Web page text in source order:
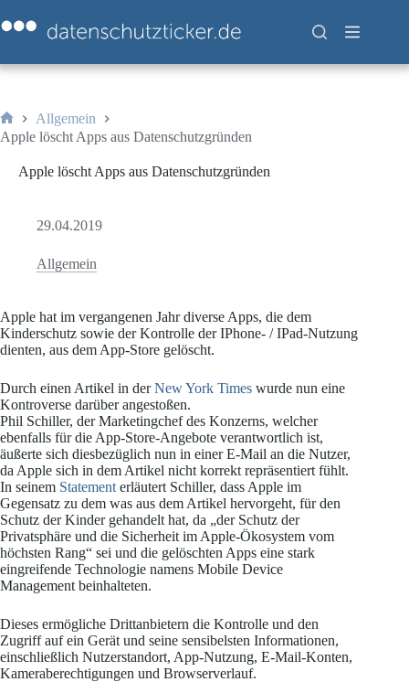
Inhalt
springen
Start
Allgemein
Apple löscht Apps aus Datenschutzgründen
Apple löscht Apps aus Datenschutzgründen
29.04.2019
Allgemein
Apple hat im vergangenen Jahr diverse Apps, die dem
Kinderschutz sowie der Kontrolle der IPhone- / IPad-Nutzung
dienten, aus dem App-Store gelöscht.
Durch einen Artikel in derNew York Times wurde nun eine
Kontroverse darüber angestoßen.
Phil Schiller, der Marketingchef des Konzerns, welcher
ebenfalls für die App-Store-Angebote verantwortlich ist,
äußerte sich diesbezüglich nun in einer E-Mail an die Nutzer,
da Apple sich in dem Artikel nicht korrekt repräsentiert fühlt.
In seinem Statement erläutert Schiller, dass Apple im
Gegensatz zu dem was aus dem Artikel hervorgeht, für den
Schutz der Kinder gehandelt hat, da „der Schutz der
Privatsphäre und die Sicherheit im Apple-Ökosystem vom
höchsten Rang“ sei und die gelöschten Apps eine stark
eingreifende Technologie namens Mobile Device
Management beinhalteten.
Dieses ermögliche Drittanbietern die Kontrolle und den
Zugriff auf ein Gerät und seine sensibelsten Informationen,
einschließlich Nutzerstandort, App-Nutzung, E-Mail-Konten,
Kameraberechtigungen und Browserverlauf.